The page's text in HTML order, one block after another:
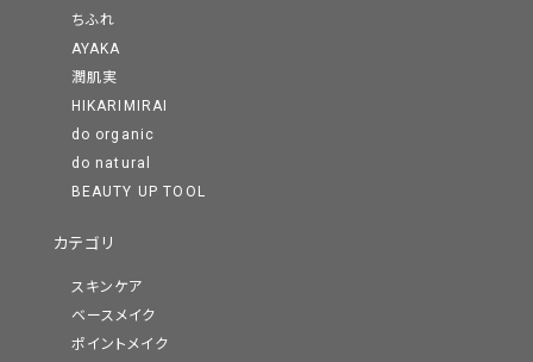
ちふれ
AYAKA
潤肌実
HIKARIMIRAI
do organic
do natural
BEAUTY UP TOOL
カテゴリ
スキンケア
ベースメイク
ポイントメイク